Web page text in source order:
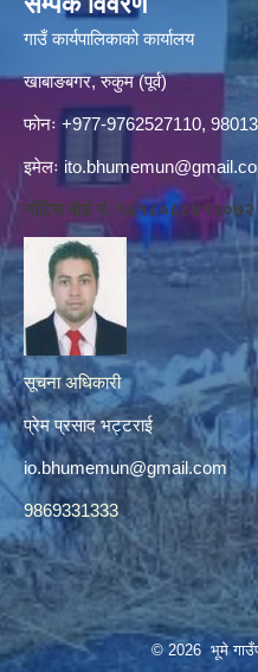
गाउँ कार्यपालिकाको कार्यालय
खाबाङबगर, रुकुम (पूर्व)
फोनः +977-9762527110,
इमेलः
नोटिस बोर्ड नं. १६१८०८८४१३०७२
सूचना अधिकारी
प्रेम प्रसाद भट्टराई
io.bhumemun@gmail.com
9869331333
© 2026 भूमे